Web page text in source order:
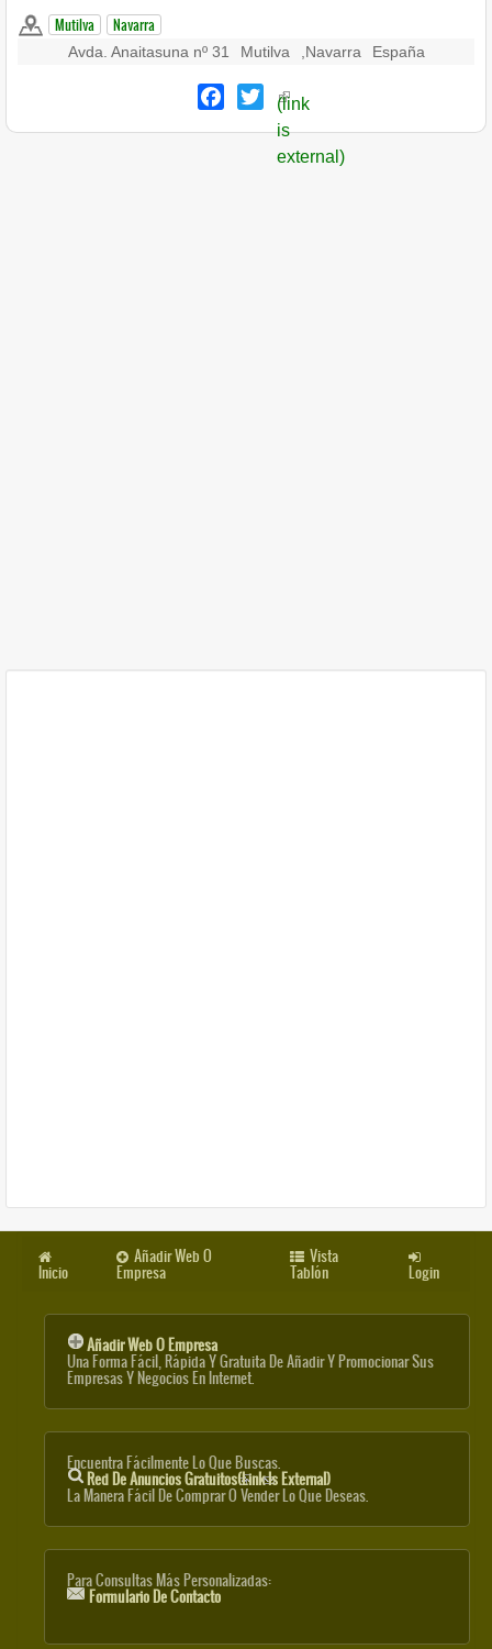
Mutilva Navarra
Avda. Anaitasuna nº 31 Mutilva Navarra España
Facebook
Twitter
(link
is
external)
Inicio
Añadir Web O
Empresa
Vista
Tablón Login
Añadir Web O Empresa
Una Forma Fácil, Rápida Y Gratuita De Añadir Y Promocionar Sus
Empresas Y Negocios En Internet.
Encuentra Fácilmente Lo Que Buscas.
Red De Anuncios Gratuitos(link Is External)
La Manera Fácil De Comprar O Vender Lo Que Deseas.
Para Consultas Más Personalizadas:
Formulario De Contacto